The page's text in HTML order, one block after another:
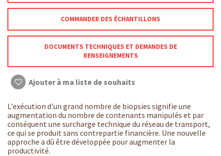
COMMANDER DES ÉCHANTILLONS
DOCUMENTS TECHNIQUES ET DEMANDES DE
RENSEIGNEMENTS
Ajouter à ma liste de souhaits
L'exécution d'un grand nombre de biopsies signifie une
augmentation du nombre de contenants manipulés et par
conséquent une surcharge technique du réseau de transport,
ce qui se produit sans contrepartie financière. Une nouvelle
approche a dû être développée pour augmenter la
productivité.